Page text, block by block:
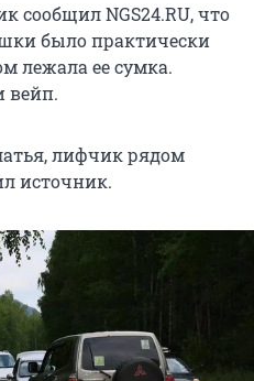
сообщил NGS24.RU, что
было практически
лежала ее сумка.
вейп.
лифчик рядом
источник.